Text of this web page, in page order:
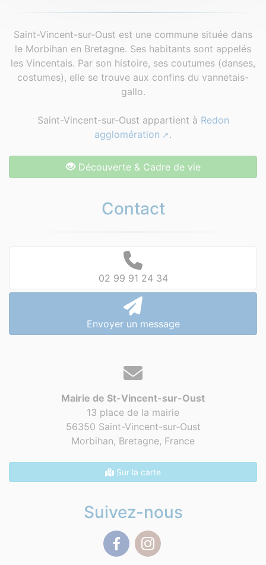
Saint-Vincent-sur-Oust est une commune située dans
le Morbihan en Bretagne. Ses habitants sont appelés
les Vincentais. Par son histoire, ses coutumes (danses,
costumes), elle se trouve aux confins du vannetais-
gallo.
Saint-Vincent-sur-Oust appartient à Redon
agglomération
.
Découverte & Cadre de vie
Contact
02 99 91 24 34
Envoyer un message
Mairie de St-Vincent-sur-Oust
13 place de la mairie
56350 Saint-Vincent-sur-Oust
Morbihan, Bretagne, France
Sur la carte
Suivez-nous